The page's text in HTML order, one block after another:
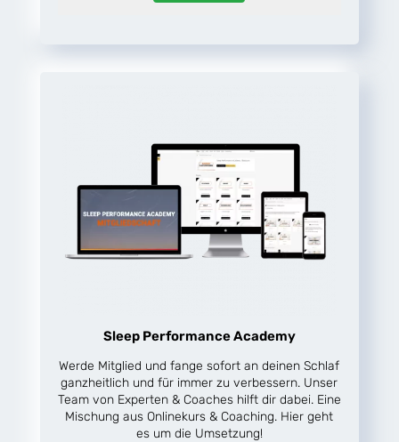
Sleep Performance Academy
Werde Mitglied und fange sofort an deinen Schlaf
ganzheitlich und für immer zu verbessern. Unser
Team von Experten & Coaches hilft dir dabei. Eine
Mischung aus Onlinekurs & Coaching. Hier geht
es um die Umsetzung!